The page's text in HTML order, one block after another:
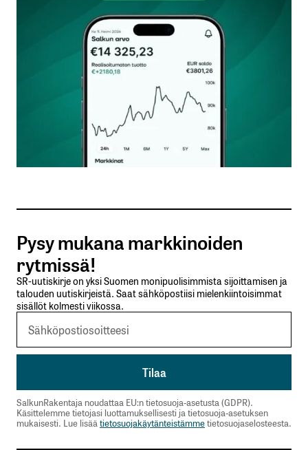
Kommentti*
Nimesi tai nimimerkkisi
Sähköpostiosoitteesi
Tilaa SalkunRakentajan uutiskirje
Lähetä kommentti
Pysy mukana markkinoiden
rytmissä!
SR-uutiskirje on yksi Suomen monipuolisimmista sijoittamisen ja
talouden uutiskirjeistä. Saat sähköpostiisi mielenkiintoisimmat
sisällöt kolmesti viikossa.
SalkunRakentaja noudattaa EU:n tietosuoja-asetusta (GDPR).
Käsittelemme tietojasi luottamuksellisesti ja tietosuoja-asetuksen
mukaisesti. Lue lisäätietosuojakäytänteistämmetietosuojaselosteesta.